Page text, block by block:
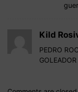
Kild
PEDRO